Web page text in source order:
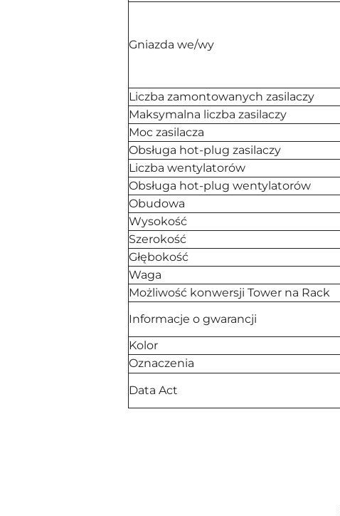
Gniazda we/wy
Liczba zamontowanych zasilaczy
Maksymalna liczba zasilaczy
Moc zasilacza
Obsługa hot-plug zasilaczy
Liczba wentylatorów
Obsługa hot-plug wentylatorów
Obudowa
Wysokość
Szerokość
Głębokość
Waga
Możliwość konwersji Tower na Rack
Informacje o gwarancji
Kolor
Oznaczenia
Data Act